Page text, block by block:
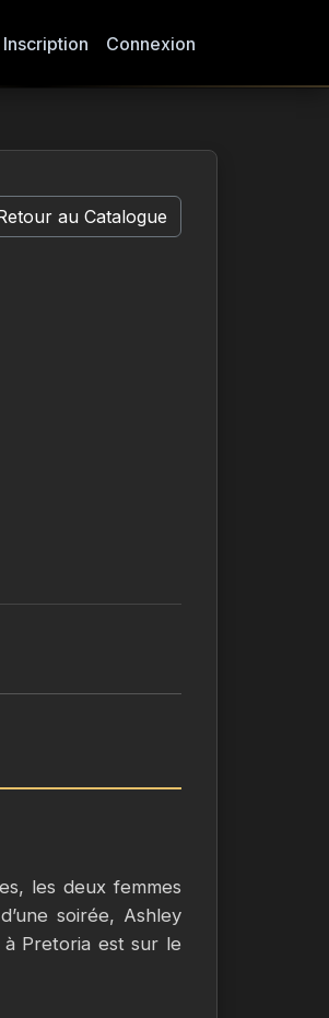
Inscription Connexion
au Catalogue
les deux femmes
soirée, Ashley
Pretoria est sur le